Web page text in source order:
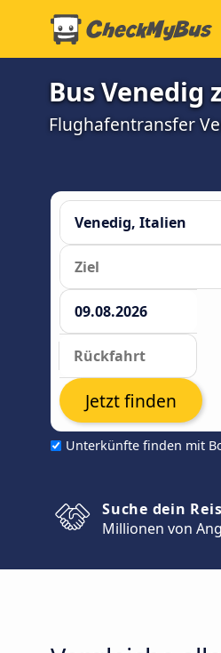
Bus Venedig
Flughafentransfer
Unterkünfte finden mit
Jetzt finden
Suche dein
Millionen von